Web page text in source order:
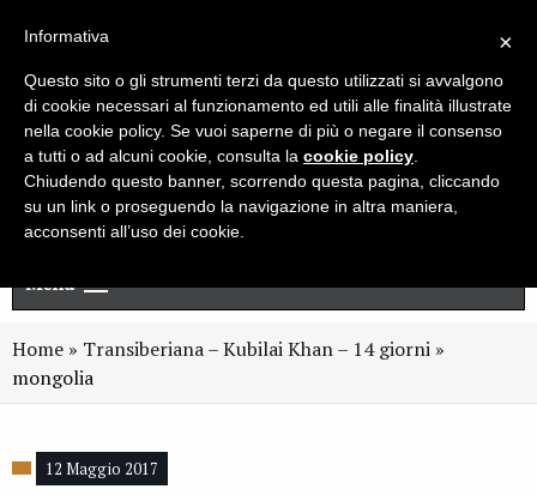
Newsletter
Menu
Home » Transiberiana – Kubilai Khan – 14 giorni »
mongolia
12 Maggio 2017
×
Informativa
Questo sito o gli strumenti terzi da questo utilizzati si avvalgono
di cookie necessari al funzionamento ed utili alle finalità illustrate
nella cookie policy. Se vuoi saperne di più o negare il consenso
a tutti o ad alcuni cookie, consulta la cookie policy
Chiudendo questo banner, scorrendo questa pagina, cliccando
su un link o proseguendo la navigazione in altra maniera,
acconsenti all’uso dei cookie.